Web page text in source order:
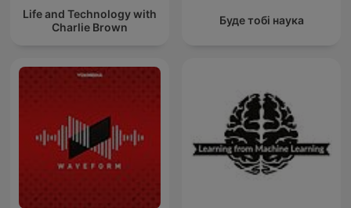
Life and Technology with
Charlie Brown
Буде тобі наука